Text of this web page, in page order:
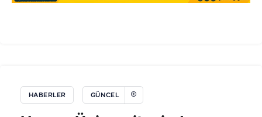
HABERLER GÜNCEL